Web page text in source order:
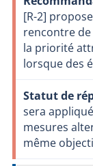
[R-2]
rencontre
la priorité
lorsque des
sera
mesures
même